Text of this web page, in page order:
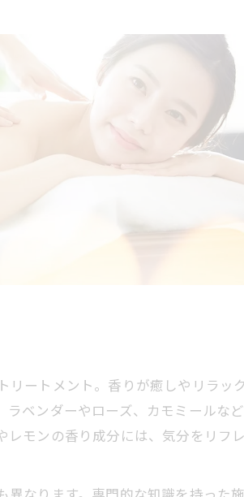
ートメント。香りが癒しやリラッ
ベンダーやローズ、カモミールな
モンの香り成分には、気分をリフ